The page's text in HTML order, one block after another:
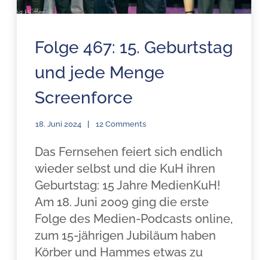
Folge 467: 15. Geburtstag
und jede Menge
Screenforce
18. Juni 2024 12 Comments
Das Fernsehen feiert sich endlich
wieder selbst und die KuH ihren
Geburtstag: 15 Jahre MedienKuH!
Am 18. Juni 2009 ging die erste
Folge des Medien-Podcasts online,
zum 15-jährigen Jubiläum haben
Körber und Hammes etwas zu